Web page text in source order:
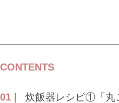
CONTENTS
炊飯器レシピ①「丸